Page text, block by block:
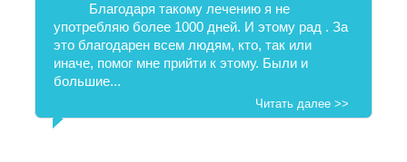
Благодаря такому лечению я не
употребляю более 1000 дней. И этому рад . За
это благодарен всем людям, кто, так или
иначе, помог мне прийти к этому. Были и
большие...
Читать далее >>